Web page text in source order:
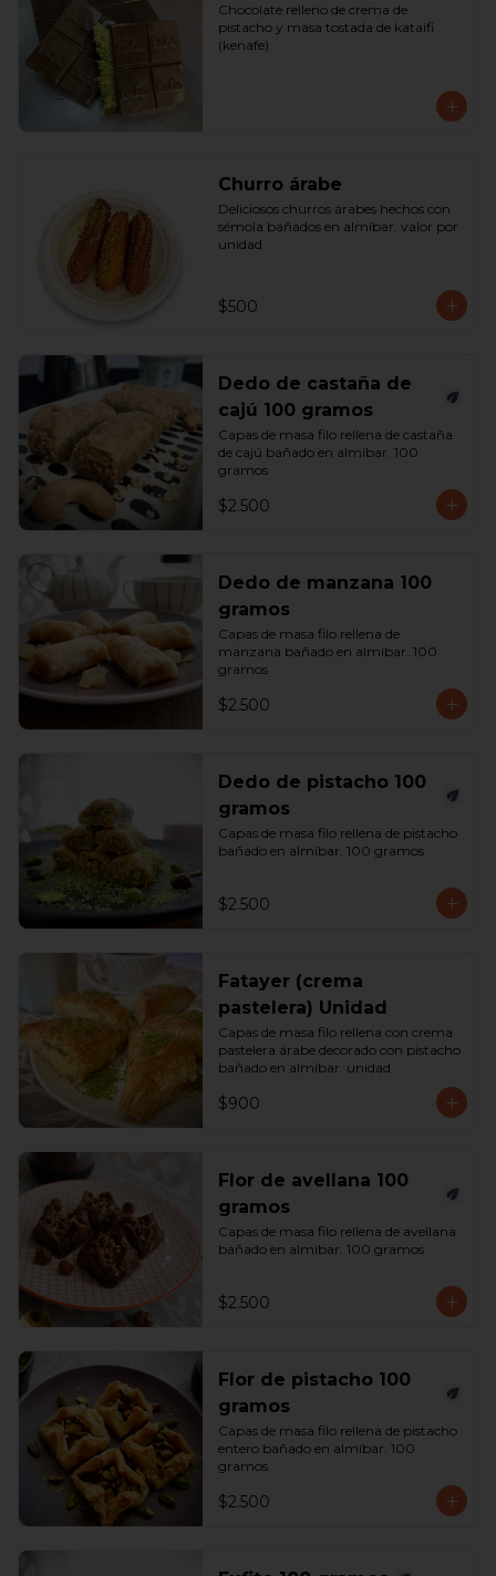
Chocolate relleno de crema de
pistacho y masa tostada de kataifi
(kenafe)
Churro árabe
Deliciosos churros árabes hechos con
sémola bañados en almíbar. valor por
unidad
$500
Dedo de castaña de
cajú 100 gramos
Capas de masa filo rellena de castaña
de cajú bañado en almíbar. 100
gramos
$2.500
Dedo de manzana 100
gramos
Capas de masa filo rellena de
manzana bañado en almíbar. 100
gramos
$2.500
Dedo de pistacho 100
gramos
Capas de masa filo rellena de pistacho
bañado en almíbar. 100 gramos
$2.500
Fatayer (crema
pastelera) Unidad
Capas de masa filo rellena con crema
pastelera árabe decorado con pistacho
bañado en almíbar. unidad
$900
Flor de avellana 100
gramos
Capas de masa filo rellena de avellana
bañado en almíbar. 100 gramos
$2.500
Flor de pistacho 100
gramos
Capas de masa filo rellena de pistacho
entero bañado en almíbar. 100
gramos
$2.500